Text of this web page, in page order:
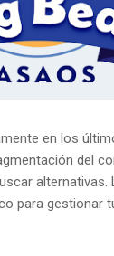
en los
del
para gestionar